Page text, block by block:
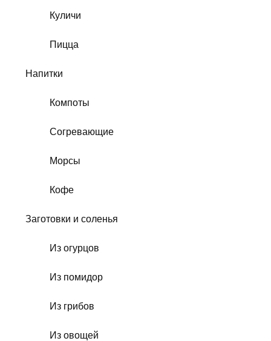
Куличи
Пицца
Напитки
Компоты
Согревающие
Морсы
Кофе
Заготовки и соленья
Из огурцов
Из помидор
Из грибов
Из овощей